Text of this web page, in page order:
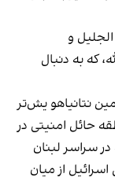
و
که به دنبال
نتانیاهو یش‌تر
حائل امنیتی در
در سراسر لبنان
از میان